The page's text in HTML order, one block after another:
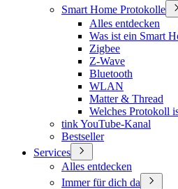
Smart Home Protokolle
Alles entdecken
Was ist ein Smart
Zigbee
Z-Wave
Bluetooth
WLAN
Matter & Thread
Welches Protokoll
tink YouTube-Kanal
Bestseller
Services
Alles entdecken
Immer für dich da